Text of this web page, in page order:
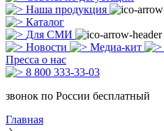
Наша продукция
Каталог
Для СМИ
Новости
Медиа-кит
Пресса о нас
8 800 333-33-03
звонок по России бесплатный
Главная